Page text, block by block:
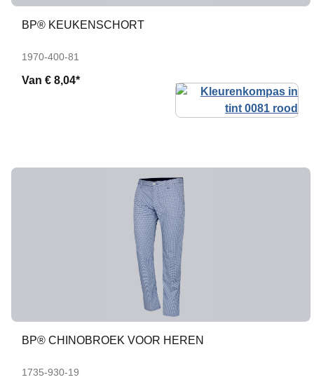
BP® KEUKENSCHORT
1970-400-81
Van € 8,04*
BP® CHINOBROEK VOOR HEREN
1735-930-19